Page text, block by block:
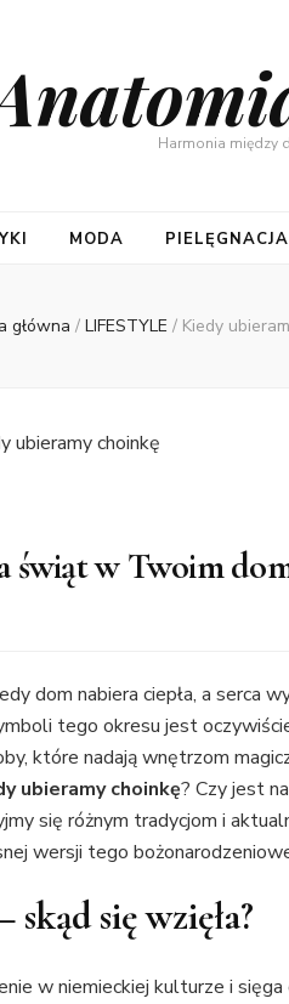
Harmonia między
MODA PIELĘGNACJA
główna / LIFESTYLE / Kiedy
świąt w Twoim
dom nabiera ciepła, a serca
tego okresu jest
które nadają wnętrzom
ubieramy choinkę? Czy jest
się różnym tradycjom i
wersji tego
się wzięła?
w niemieckiej kulturze i